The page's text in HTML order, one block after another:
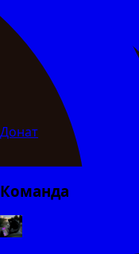
Донат
Команда